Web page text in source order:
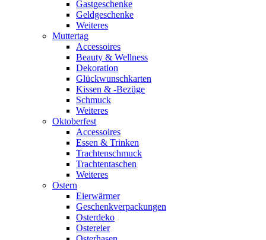
Gastgeschenke
Geldgeschenke
Weiteres
Muttertag
Accessoires
Beauty & Wellness
Dekoration
Glückwunschkarten
Kissen & -Bezüge
Schmuck
Weiteres
Oktoberfest
Accessoires
Essen & Trinken
Trachtenschmuck
Trachtentaschen
Weiteres
Ostern
Eierwärmer
Geschenkverpackungen
Osterdeko
Ostereier